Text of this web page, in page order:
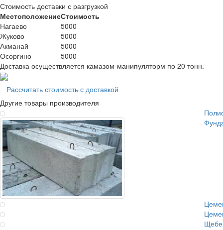
Стоимость доставки с разгрузкой
МестоположениеСтоимость
Нагаево
5000
Жуково
5000
Акманай
5000
Осоргино
5000
Доставка осуществляется камазом-манипуляторм по 20 тонн.
Рассчитать стоимость с доставкой
Другие товары производителя